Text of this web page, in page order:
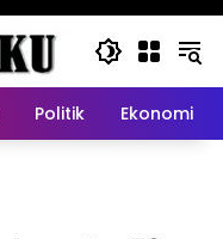
Politik Ekonomi